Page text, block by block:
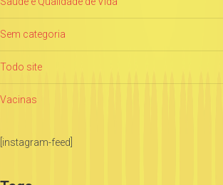
Sem categoria
Todo site
Vacinas
[instagram-feed]